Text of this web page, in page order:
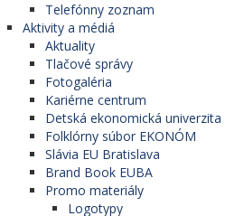
Telefónny zoznam
Aktivity a médiá
Aktuality
Tlačové správy
Fotogaléria
Kariérne centrum
Detská ekonomická univerzita
Folklórny súbor EKONÓM
Slávia EU Bratislava
Brand Book EUBA
Promo materiály
Logotypy